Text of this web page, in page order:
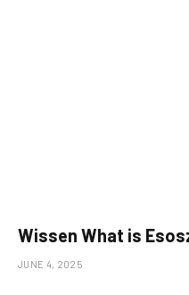
Wissen What is
JUNE 4, 2025